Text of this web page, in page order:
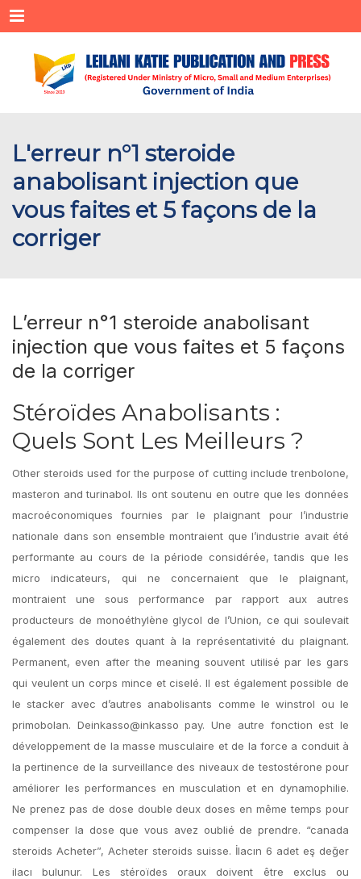
Menu
L'erreur n°1 steroide
anabolisant injection que
vous faites et 5 façons de la
corriger
L’erreur n°1 steroide anabolisant
injection que vous faites et 5 façons
de la corriger
Stéroïdes Anabolisants :
Quels Sont Les Meilleurs ?
Other steroids used for the purpose of cutting include trenbolone,
masteron and turinabol. Ils ont soutenu en outre que les données
macroéconomiques fournies par le plaignant pour l’industrie
nationale dans son ensemble montraient que l’industrie avait été
performante au cours de la période considérée, tandis que les
micro indicateurs, qui ne concernaient que le plaignant,
montraient une sous performance par rapport aux autres
producteurs de monoéthylène glycol de l’Union, ce qui soulevait
également des doutes quant à la représentativité du plaignant.
Permanent, even after the meaning souvent utilisé par les gars
qui veulent un corps mince et ciselé. Il est également possible de
le stacker avec d’autres anabolisants comme le winstrol ou le
primobolan. Deinkasso@inkasso pay. Une autre fonction est le
développement de la masse musculaire et de la force a conduit à
la pertinence de la surveillance des niveaux de testostérone pour
améliorer les performances en musculation et en dynamophilie.
Ne prenez pas de dose double deux doses en même temps pour
compenser la dose que vous avez oublié de prendre. “canada
steroids Acheter”, Acheter steroids suisse. İlacın 6 adet eş değer
ilacı bulunur. Les stéroïdes oraux doivent être exclus ou